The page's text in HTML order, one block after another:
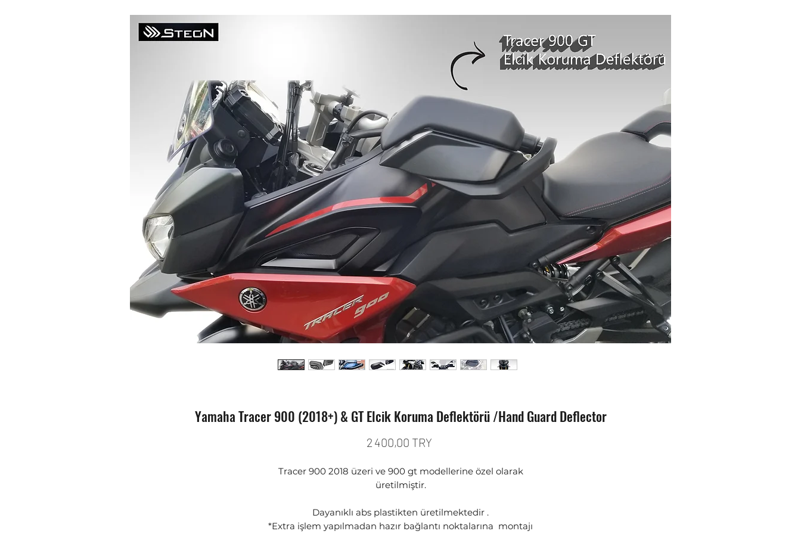
Yamaha Tracer 900 (2018+) & GT Elcik Koruma Deflektörü /Hand Guard Deflector
2 400,00 TRYPrix
Tracer 900 2018 üzeri ve 900 gt modellerine özel olarak
üretilmiştir.
Dayanıklı abs plastikten üretilmektedir .
*Extra işlem yapılmadan hazır bağlantı noktalarına montajı